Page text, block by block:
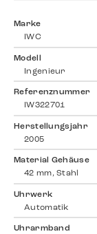
Marke
IWC
Modell
Ingenieur
Referenznummer
IW322701
Herstellungsjahr
2005
Material Gehäuse
42 mm, Stahl
Uhrwerk
Automatik
Uhrarmband